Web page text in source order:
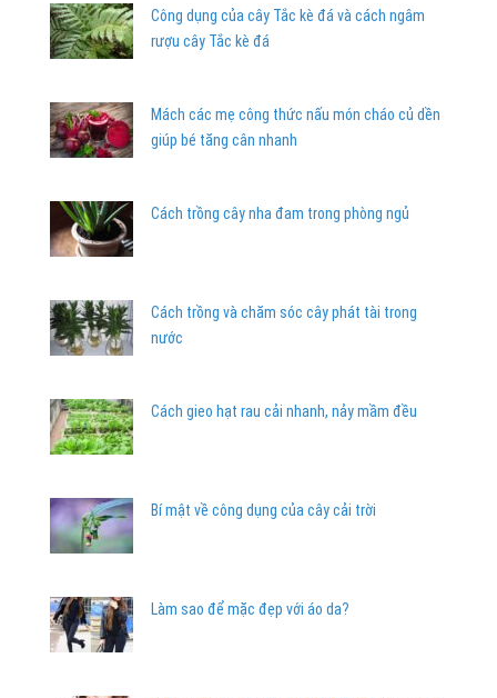
Công dụng của cây Tắc kè đá và cách ngâm
rượu cây Tắc kè đá
Mách các mẹ công thức nấu món cháo củ dền
giúp bé tăng cân nhanh
Cách trồng cây nha đam trong phòng ngủ
Cách trồng và chăm sóc cây phát tài trong
nước
Cách gieo hạt rau cải nhanh, nảy mầm đều
Bí mật về công dụng của cây cải trời
Làm sao để mặc đẹp với áo da?